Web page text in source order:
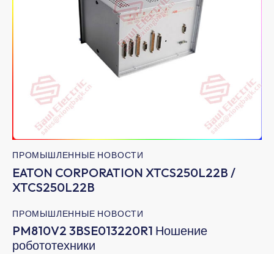
ПРОМЫШЛЕННЫЕ НОВОСТИ
EATON CORPORATION XTCS250L22B /
XTCS250L22B
ПРОМЫШЛЕННЫЕ НОВОСТИ
PM810V2 3BSE013220R1 Ношение
робототехники